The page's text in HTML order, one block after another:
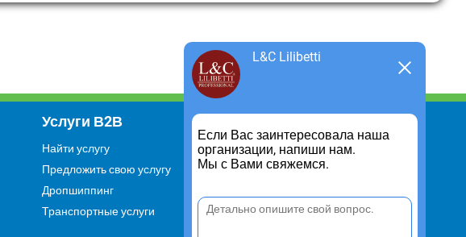
L&C Lilibetti
Если Вас заинтересовала наша
организации, напиши нам.
Мы с Вами свяжемся.
Услуги В2В
Найти услугу
Предложить свою услугу
Дропшиппинг
Транспортные услуги
Для чего существует портал
Политика конфиденциальности
Пользовательское соглашение